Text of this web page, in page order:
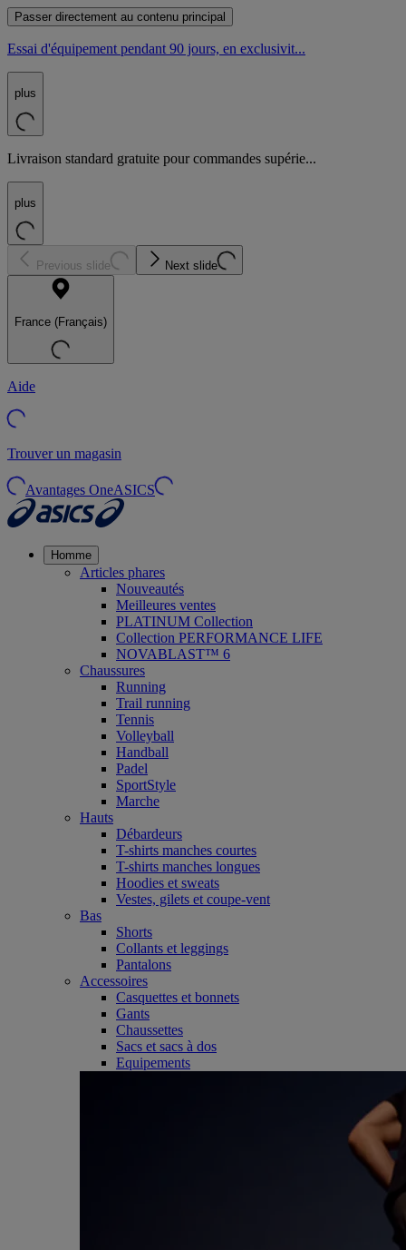
Passer directement au contenu principal
Essai d'équipement pendant 90 jours, en exclusivit...
plus
Livraison standard gratuite pour commandes supérie...
plus
Previous slide Next slide
France (Français)
Aide
Trouver un magasin
Avantages OneASICS
Homme
Articles phares
Nouveautés
Meilleures ventes
PLATINUM Collection
Collection PERFORMANCE LIFE
NOVABLAST™ 6
Chaussures
Running
Trail running
Tennis
Volleyball
Handball
Padel
SportStyle
Marche
Hauts
Débardeurs
T-shirts manches courtes
T-shirts manches longues
Hoodies et sweats
Vestes, gilets et coupe-vent
Bas
Shorts
Collants et leggings
Pantalons
Accessoires
Casquettes et bonnets
Gants
Chaussettes
Sacs et sacs à dos
Equipements